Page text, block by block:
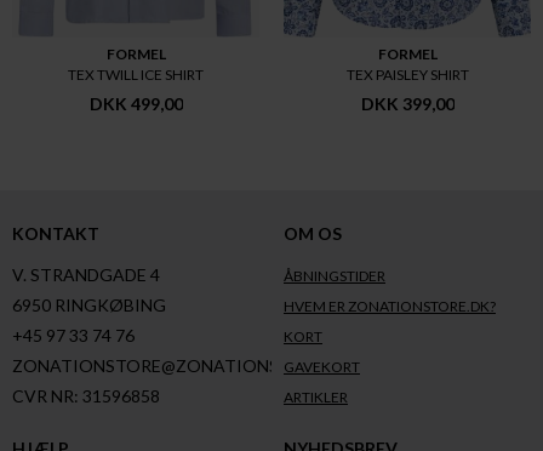
FORMEL
TEX TWILL ICE SHIRT
DKK 499,00
FORMEL
TEX PAISLEY SHIRT
DKK 399,00
KONTAKT
V. STRANDGADE 4
6950 RINGKØBING
+45 97 33 74 76
ZONATIONSTORE@ZONATIONSTORE.DK
CVR NR: 31596858
OM OS
ÅBNINGSTIDER
HVEM ER ZONATIONSTORE.DK?
KORT
GAVEKORT
ARTIKLER